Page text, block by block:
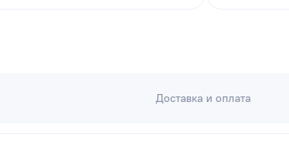
Доставка и оплата